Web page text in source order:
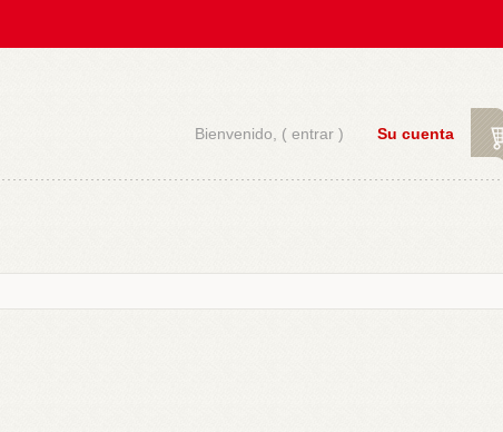
Su cuenta
Bienvenido, ( entrar)